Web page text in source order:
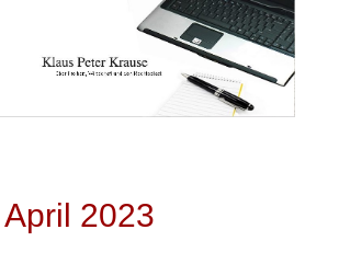
2023